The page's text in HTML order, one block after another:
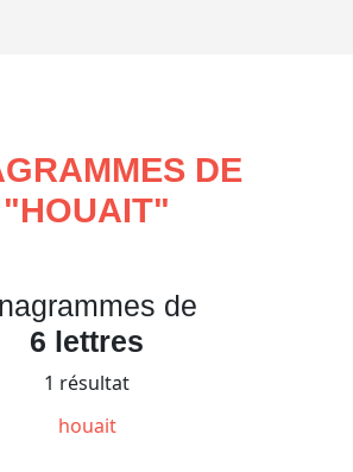
DE
"HOUAIT"
de
6 lettres
1 résultat
houait